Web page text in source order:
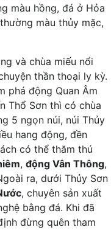
màu hồng, đá ở Hỏa
màu thủy mặc,
và chùa miếu nổi
thần thoại ly kỳ.
phá động Quan Âm
Thổ Sơn thì có chùa
5 ngọn núi, núi Thủy
hang động, đền
có thể thăm thú
, động Vân Thông,
ra, dưới Thủy Sơn
, chuyên sản xuất
bằng đá. Khi đã
đừng quên tham